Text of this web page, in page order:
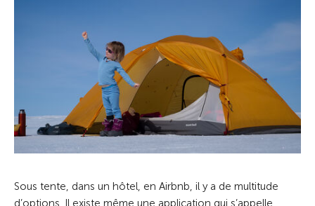
Sous tente, dans un hôtel, en Airbnb, il y a de multitude
d’options. Il existe même une application qui s’appelle